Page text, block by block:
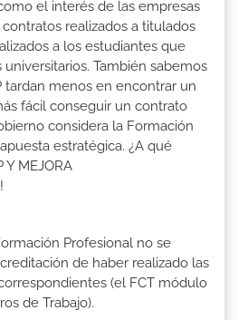
el interés de las empresas
realizados a titulados
a los estudiantes que
También sabemos
tardan menos en encontrar un
fácil conseguir un contrato
considera la Formación
estratégica. ¿A qué
Y MEJORA
Profesional no se
de haber realizado las
(el FCT módulo
de Trabajo).